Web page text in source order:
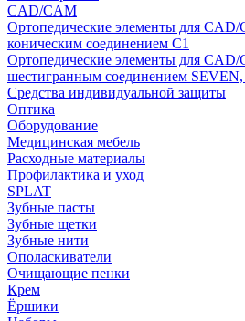
CAD/CAM
Ортопедические элементы для CAD/
коническим соединением С1
Ортопедические элементы для CAD/
шестигранным соединением
Средства индивидуальной защиты
Оптика
Оборудование
Медицинская мебель
Расходные материалы
Профилактика и уход
SPLAT
Зубные пасты
Зубные щетки
Зубные нити
Ополаскиватели
Очищающие пенки
Крем
Ёршики